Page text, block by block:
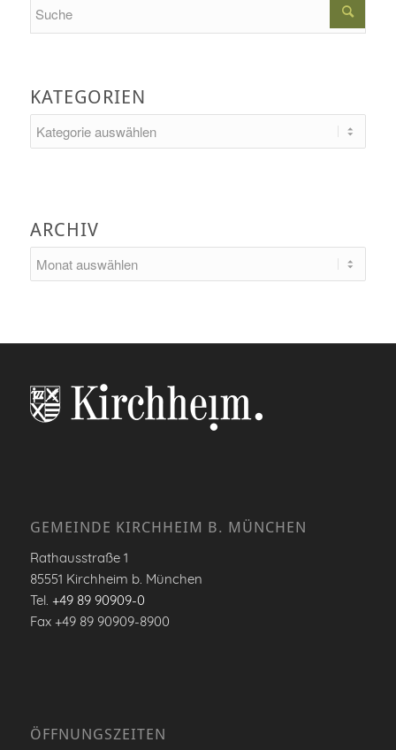
KATEGORIEN
ARCHIV
GEMEINDE KIRCHHEIM B. MÜNCHEN
Rathausstraße 1
85551 Kirchheim b. München
Tel. +49 89 90909-0
Fax +49 89 90909-8900
ÖFFNUNGSZEITEN